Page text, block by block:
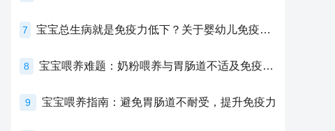
7 宝宝总生病就是免疫力低下？关于婴幼儿免疫力的真相，家长必须了解！
8 宝宝喂养难题：奶粉喂养与胃肠道不适及免疫力提升的奥秘
9 宝宝喂养指南：避免胃肠道不耐受，提升免疫力